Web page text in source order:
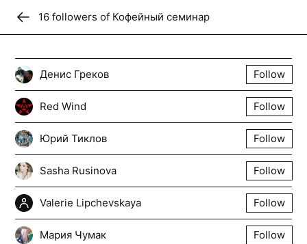
Donate
Кофейный семинар
Кофейный семинар представляет собой
серию неформальных научных встреч
(в среднем раз в три недели), не
аффилированных ни с каким конкретно
университетом и организуемых с целью
совместного обсуждения нескольких
пересекающихся тематических линий:
проблем воображения, понимания и
прагматики речи. Организаторы –
Николай Поселягин, Петр Сафронов,
16 followers of Кофейный семинар
Денис Греков Follow
Red Wind Follow
Юрий Тиклов Follow
Sasha Rusinova Follow
Valerie Lipchevskaya Follow
Мария Чумак Follow